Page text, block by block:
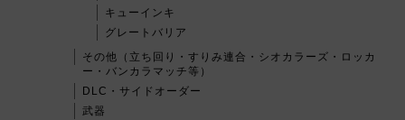
キューインキ
グレートバリア
その他（立ち回り・すりみ連合・シオカラーズ・ロッカ
ー・バンカラマッチ等）
DLC・サイドオーダー
武器